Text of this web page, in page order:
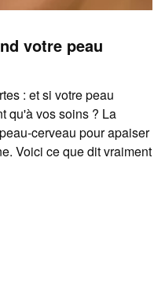
votre peau
: et si votre peau
qu'à vos soins ? La
cerveau pour apaiser
Voici ce que dit vraiment